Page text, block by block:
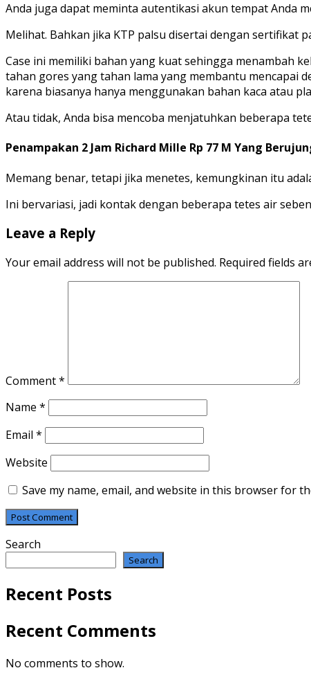
Anda juga dapat meminta autentikasi akun tempat Anda
Melihat. Bahkan jika KTP palsu disertai dengan sertifikat
Case ini memiliki bahan yang kuat sehingga menambah
tahan gores yang tahan lama yang membantu mencapai
karena biasanya hanya menggunakan bahan kaca atau
Atau tidak, Anda bisa mencoba menjatuhkan beberapa
Penampakan 2 Jam Richard Mille Rp 77 M Yang
Memang benar, tetapi jika menetes, kemungkinan itu
Ini bervariasi, jadi kontak dengan beberapa tetes air
Leave a Reply
Your email address will not be published. Required fields
Comment*
Name *
Email *
Website
Save my name, email, and website in this browser for
Search
Search
Recent Posts
Recent Comments
No comments to show.